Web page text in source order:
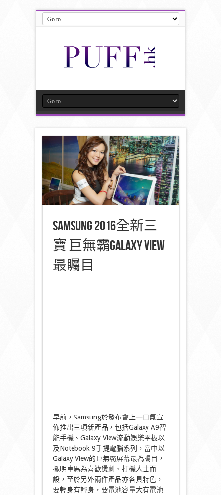
Samsung 2016全新三
寶 巨無霸Galaxy View
最矚目
早前，Samsung於發布會上一口氣宣
佈推出三項新產品，包括Galaxy A9智
能手機、Galaxy View流動娛樂平板以
及Notebook 9手提電腦系列，當中以
Galaxy View的巨無霸屏幕最為矚目，
擺明車馬為喜歡煲劇、打機人士而
設，至於另外兩件產品亦各具特色，
要輕身有輕身，要電池容量大有電池